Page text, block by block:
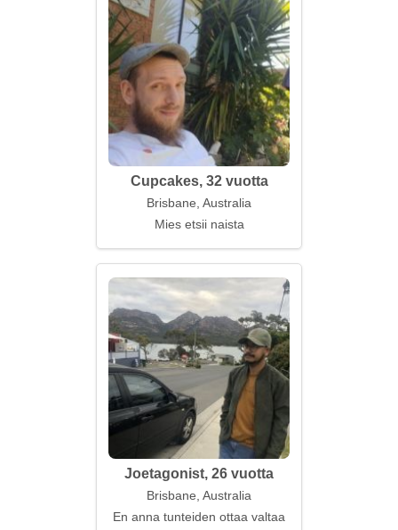
Cupcakes, 32 vuotta
Brisbane, Australia
Mies etsii naista
Joetagonist, 26 vuotta
Brisbane, Australia
En anna tunteiden ottaa valtaa